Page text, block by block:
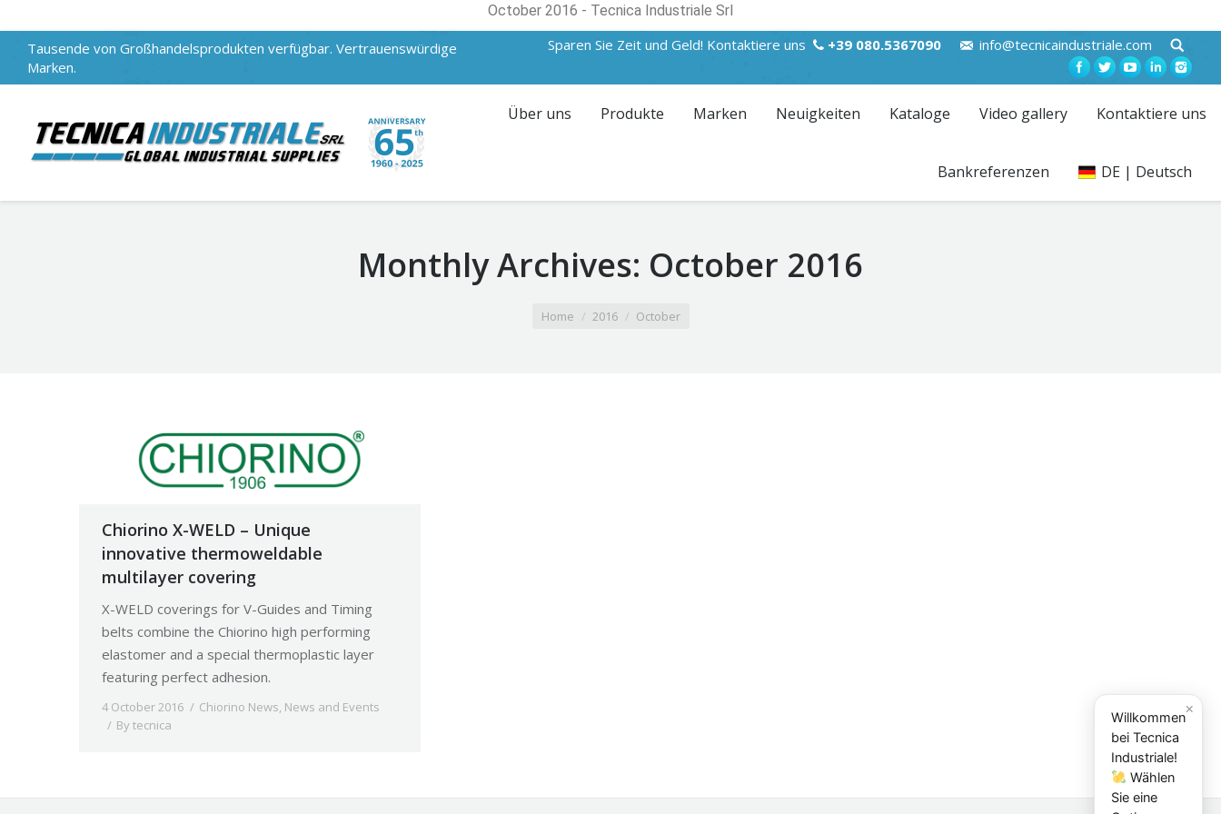
October 2016 - Tecnica Industriale Srl
Tausende von Großhandelsprodukten verfügbar. Vertrauenswürdige
Marken.
Sparen Sie Zeit und Geld! Kontaktiere uns +39 080.5367090 info@tecnicaindustriale.com
Über uns Produkte Marken Neuigkeiten Kataloge Video gallery Kontaktiere uns
Bankreferenzen DE | Deutsch
Monthly Archives: October 2016
Home 2016 October
Chiorino X-WELD – Unique
innovative thermoweldable
multilayer covering
X-WELD coverings for V-Guides and Timing
belts combine the Chiorino high performing
elastomer and a special thermoplastic layer
featuring perfect adhesion.
4 October 2016 Chiorino News, News and Events
By tecnica
×
Willkommen
bei Tecnica
Industriale!
Wählen
Sie eine